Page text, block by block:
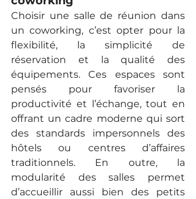
Choisir une salle de réunion dans
un coworking, c’est opter pour la
flexibilité, la simplicité de
réservation et la qualité des
équipements. Ces espaces sont
pensés pour favoriser la
productivité et l’échange, tout en
offrant un cadre moderne qui sort
des standards impersonnels des
hôtels ou centres d’affaires
traditionnels. En outre, la
modularité des salles permet
d’accueillir aussi bien des petits